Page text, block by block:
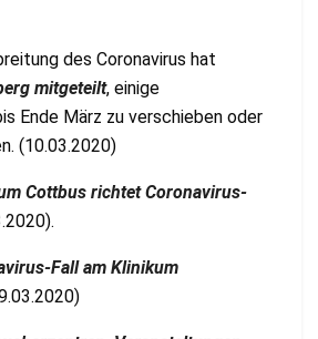
des Coronavirus hat
mitgeteilt, einige
Ende März zu verschieben oder
(10.03.2020)
Cottbus richtet Coronavirus-
Fall am Klinikum